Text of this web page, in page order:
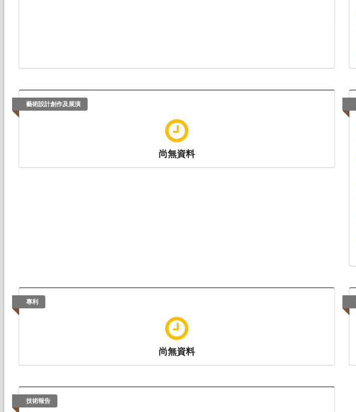
藝術設計創作及展演
尚無資料
專利
尚無資料
技術報告